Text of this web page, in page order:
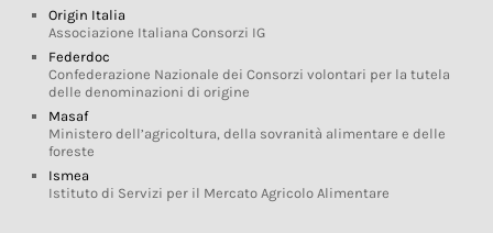
Origin Italia
Associazione Italiana Consorzi IG
Federdoc
Confederazione Nazionale dei Consorzi volontari per la tutela
delle denominazioni di origine
Masaf
Ministero dell’agricoltura, della sovranità alimentare e delle
foreste
Ismea
Istituto di Servizi per il Mercato Agricolo Alimentare